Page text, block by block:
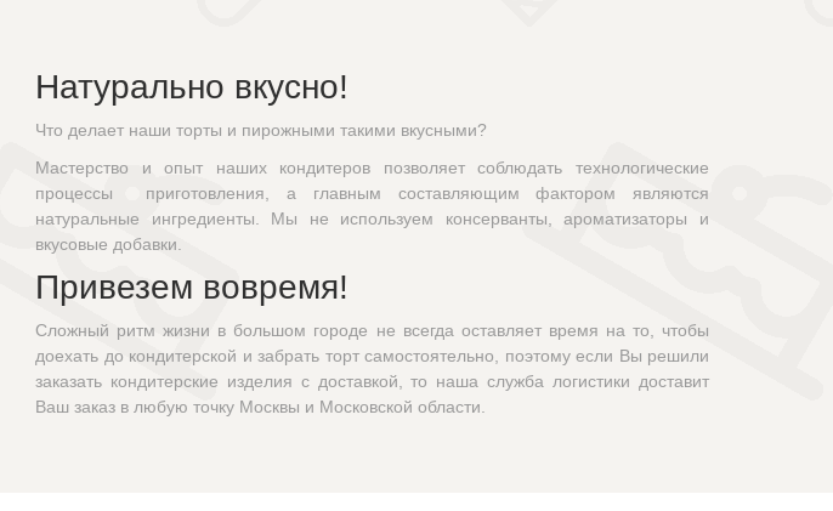
Натурально вкусно!
Что делает наши торты и пирожными такими вкусными?
Мастерство и опыт наших кондитеров позволяет соблюдать технологические
процессы приготовления, а главным составляющим фактором являются
натуральные ингредиенты. Мы не используем консерванты, ароматизаторы и
вкусовые добавки.
Привезем вовремя!
Сложный ритм жизни в большом городе не всегда оставляет время на то, чтобы
доехать до кондитерской и забрать торт самостоятельно, поэтому если Вы решили
заказать кондитерские изделия с доставкой, то наша служба логистики доставит
Ваш заказ в любую точку Москвы и Московской области.